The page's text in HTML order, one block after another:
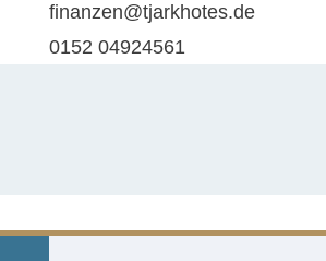
finanzen@tjarkhotes.de
0152 04924561